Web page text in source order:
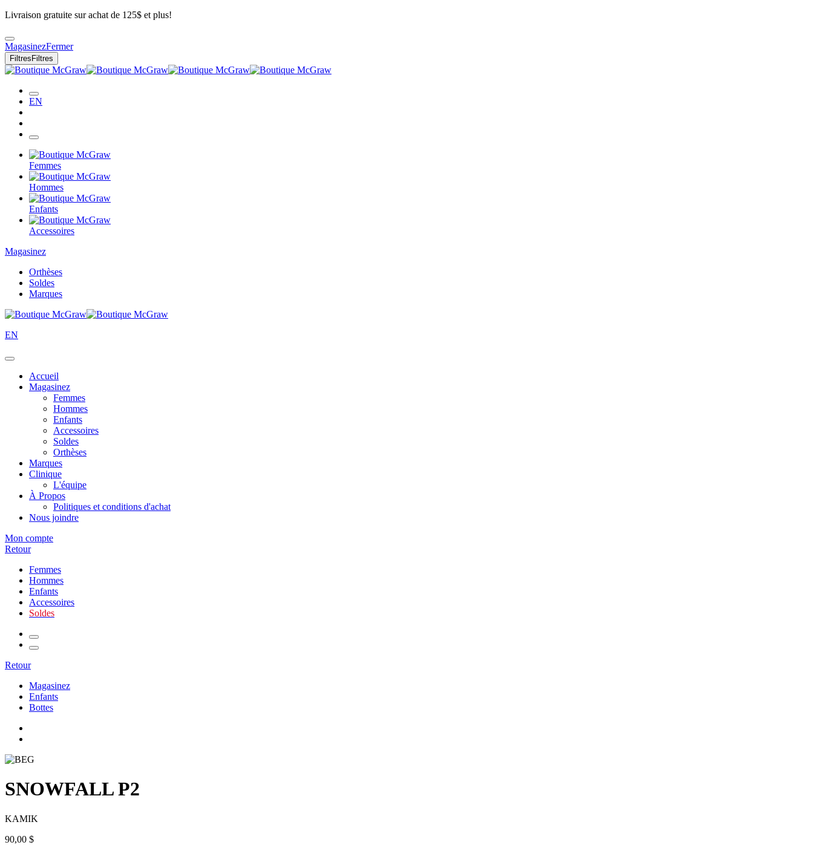
Livraison gratuite sur achat de 125$ et plus!
MagasinezFermer
Filtres Filtres
EN
Femmes
Hommes
Enfants
Accessoires
Magasinez
Orthèses
Soldes
Marques
EN
Accueil
Magasinez
Femmes
Hommes
Enfants
Accessoires
Soldes
Orthèses
Marques
Clinique
L'équipe
À Propos
Politiques et conditions d'achat
Nous joindre
Mon compte
Retour
Femmes
Hommes
Enfants
Accessoires
Soldes
Retour
Magasinez
Enfants
Bottes
SNOWFALL P2
KAMIK
90,00 $